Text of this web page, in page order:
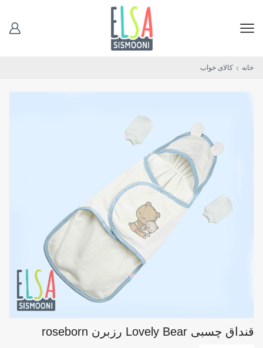
خانه کالای خواب
قنداق چسبی Lovely Bear رزبرن roseborn